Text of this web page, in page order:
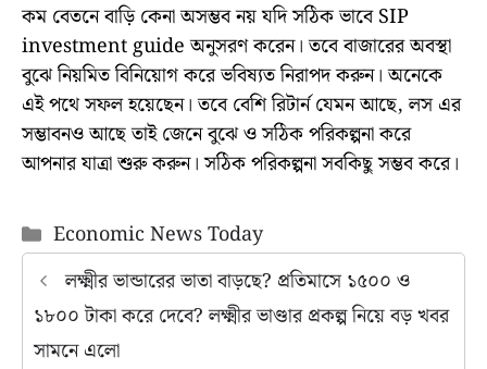
কম বেতনে বাড়ি কেনা অসম্ভব নয় যদি সঠিক ভাবে SIP
investment guide অনুসরণ করেন। তবে বাজারের অবস্থা
বুঝে নিয়মিত বিনিয়োগ করে ভবিষ্যত নিরাপদ করুন। অনেকে
এই পথে সফল হয়েছেন। তবে বেশি রিটার্ন যেমন আছে, লস এর
সম্ভাবনও আছে তাই জেনে বুঝে ও সঠিক পরিকল্পনা করে
আপনার যাত্রা শুরু করুন। সঠিক পরিকল্পনা সবকিছু সম্ভব করে।
Categories
Economic News Today
লক্ষ্মীর ভান্ডারের ভাতা বাড়ছে? প্রতিমাসে ১৫০০ ও
১৮০০ টাকা করে দেবে? লক্ষ্মীর ভাণ্ডার প্রকল্প নিয়ে বড় খবর
সামনে এলো